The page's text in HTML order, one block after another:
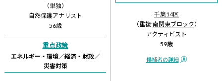
（単独）
自然保護アナリスト
56歳
重点政策
エネルギー・ 環境／経済・財政／
災害対策
千葉14区
（重複:南関東ブロック）
アクティビスト
59歳
候補者の詳細